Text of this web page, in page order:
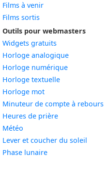
Films à venir
Films sortis
Outils pour webmasters
Widgets gratuits
Horloge analogiqueWidget
Horloge numériqueWidget
Horloge textuelleWidget
Horloge motWidget
Minuteur de compte à rebours
Heures de prièreWidget
Météo
Lever et coucher du soleil
Phase lunaireWidget